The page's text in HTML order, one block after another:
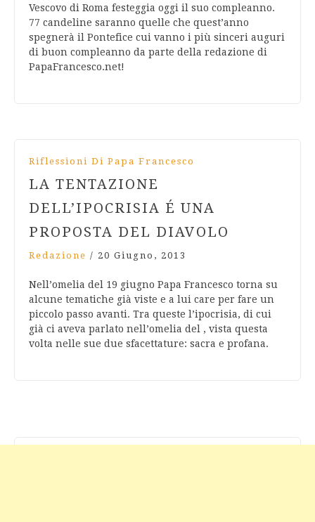
Vescovo di Roma festeggia oggi il suo compleanno.
77 candeline saranno quelle che quest’anno
spegnerà il Pontefice cui vanno i più sinceri auguri
di buon compleanno da parte della redazione di
PapaFrancesco.net!
Riflessioni Di Papa Francesco
LA TENTAZIONE
DELL’IPOCRISIA É UNA
PROPOSTA DEL DIAVOLO
Redazione / 20 Giugno, 2013
Nell’omelia del 19 giugno Papa Francesco torna su
alcune tematiche già viste e a lui care per fare un
piccolo passo avanti. Tra queste l’ipocrisia, di cui
già ci aveva parlato nell’omelia del , vista questa
volta nelle sue due sfacettature: sacra e profana.